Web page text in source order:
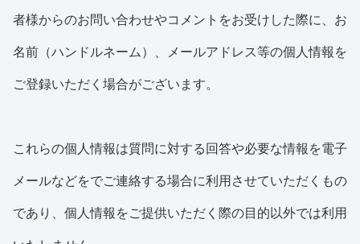
者様からのお問い合わせやコメントをお受けした際に、お
名前（ハンドルネーム）、メールアドレス等の個人情報を
ご登録いただく場合がございます。
これらの個人情報は質問に対する回答や必要な情報を電子
メールなどをでご連絡する場合に利用させていただくもの
であり、個人情報をご提供いただく際の目的以外では利用